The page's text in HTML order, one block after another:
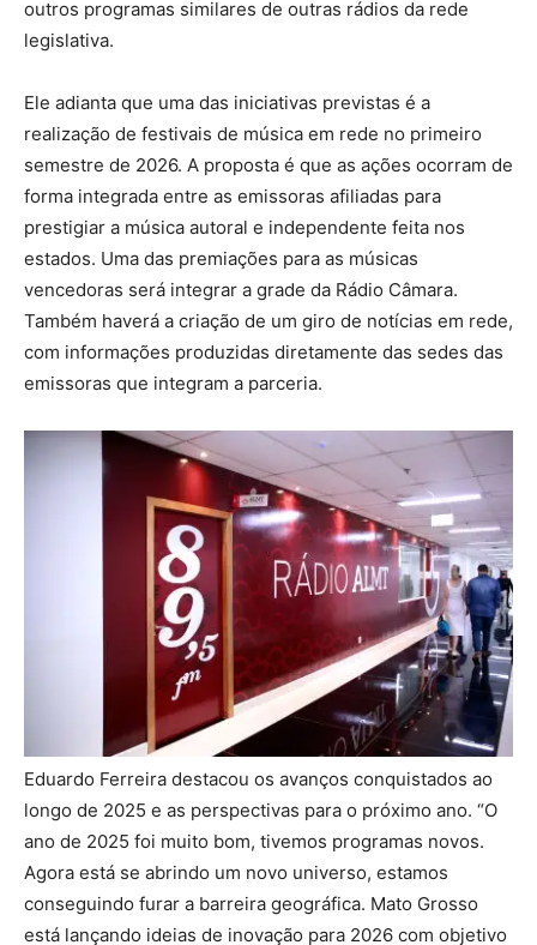
outros programas similares de outras rádios da rede
legislativa.
Ele adianta que uma das iniciativas previstas é a
realização de festivais de música em rede no primeiro
semestre de 2026. A proposta é que as ações ocorram de
forma integrada entre as emissoras afiliadas para
prestigiar a música autoral e independente feita nos
estados. Uma das premiações para as músicas
vencedoras será integrar a grade da Rádio Câmara.
Também haverá a criação de um giro de notícias em rede,
com informações produzidas diretamente das sedes das
emissoras que integram a parceria.
Eduardo Ferreira destacou os avanços conquistados ao
longo de 2025 e as perspectivas para o próximo ano. “O
ano de 2025 foi muito bom, tivemos programas novos.
Agora está se abrindo um novo universo, estamos
conseguindo furar a barreira geográfica. Mato Grosso
está lançando ideias de inovação para 2026 com objetivo